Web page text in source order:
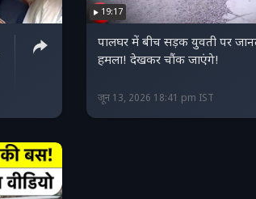
19:17
पालघर में बीच सड़क युवती पर
हमला! देखकर चौंक जाएंगे!
जून 13, 2026 18:41 pm IST